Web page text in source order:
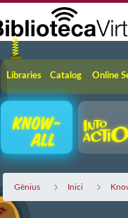
Navigation
Libraries Catalog Online
Gènius Inici